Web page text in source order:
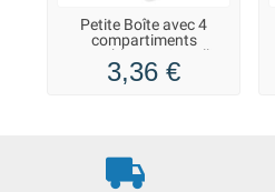
Petite Boîte avec 4
compartiments
amovibles 11/2-4 Allit
3,36 €